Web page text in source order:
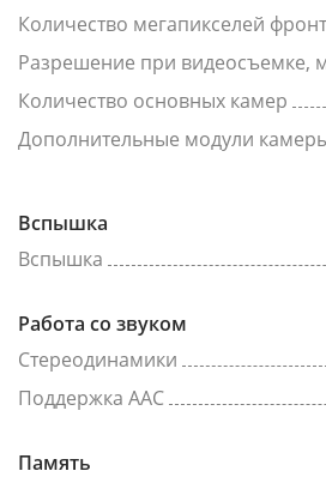
Количество мегапикселей
Разрешение при видеосъемке,
Количество основных камер
Дополнительные модули
Вспышка
Вспышка
Работа со звуком
Стереодинамики
Поддержка AAC
Память